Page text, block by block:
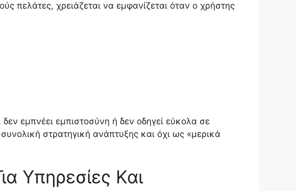
πελάτες, χρειάζεται να εμφανίζεται όταν ο χρήστης
εμπνέει εμπιστοσύνη ή δεν οδηγεί εύκολα σε
στρατηγική ανάπτυξης και όχι ως «μερικά
Υπηρεσίες Και